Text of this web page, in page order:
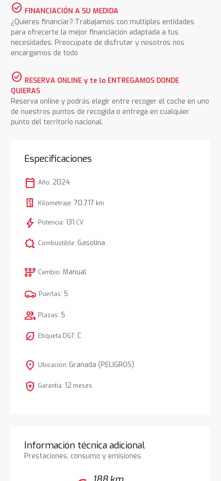
check_circle FINANCIACIÓN A SU MEDIDA
¿Quieres financiar? Trabajamos con multiples entidades
para ofrecerte la mejor financiación adaptada a tus
necesidades. Preocúpate de disfrutar y nosotros nos
encargamos de todo
check_circle RESERVA ONLINE y te lo ENTREGAMOS DONDE
QUIERAS
Reserva online y podrás elegir entre recoger el coche en uno
de nuestros puntos de recogida o entrega en cualquier
punto del territorio nacional.
Especificaciones
calendar_today Año: 2024
Kilometraje: 70.717 km
bolt Potencia: 131 CV
comic_bubble Combustible: Gasolina
auto_transmission Cambio: Manual
Puertas: 5
group Plazas: 5
nest_eco_leaf Etiqueta DGT: C
location_on Ubicación: Granada (PELIGROS)
local_police Garantía: 12 meses
Información técnica adicional
Prestaciones, consumo y emisiones